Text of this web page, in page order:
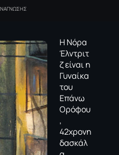
Η Νόρα
Έλντριτ
ζ είναι η
Γυναίκα
του
Επάνω
Ορόφου
,
42χρονη
δασκάλ